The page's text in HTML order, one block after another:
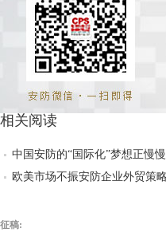
相关阅读
中国安防的“国际化”梦想正慢
欧美市场不振安防企业外贸策
征稿: